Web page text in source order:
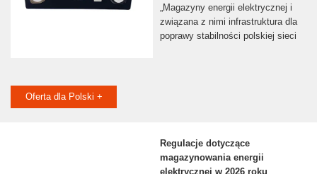
„Magazyny energii elektrycznej i
związana z nimi infrastruktura dla
poprawy stabilności polskiej sieci
Oferta dla Polski +
Regulacje dotyczące
magazynowania energii
elektrycznej w 2026 roku